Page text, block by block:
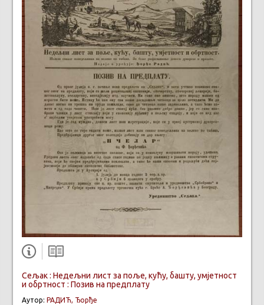
Сељак : Недељни лист за поље, кућу, башту, умјетност
и обртност : Позив на предплату
Аутор: РАДИЋ, Ђорђе